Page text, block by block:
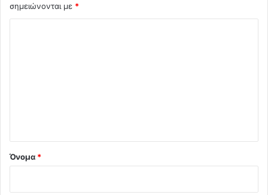
σημειώνονται με *
Όνομα *